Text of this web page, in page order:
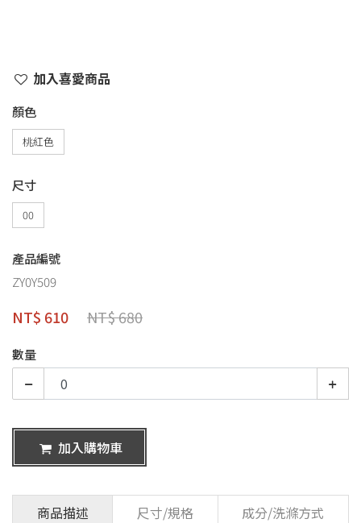
加入喜愛商品
顏色
桃紅色
尺寸
00
產品編號
ZY0Y509
NT$ 610 NT$ 680
數量
加入購物車
商品描述 尺寸/規格 成分/洗滌方式